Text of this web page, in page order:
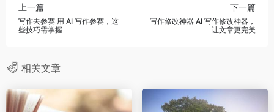
上一篇
写作去参赛 用 AI 写作参赛，这
些技巧需掌握
下一篇
写作修改神器 AI 写作修改神器，
让文章更完美
相关文章